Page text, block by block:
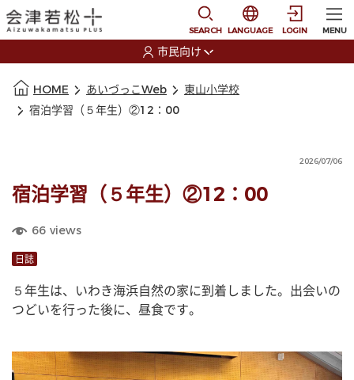
SEARCH
選択すると言語の切
LANGUAGE LOGIN MENU
市民向け
HOME あいづっこWeb
東山小学校
宿泊学習（５年生）②12：00
2026/07/06
宿泊学習（５年生）②12：00
66 views
日誌
５年生は、いわき海浜自然の家に到着しました。出会いの
つどいを行った後に、昼食です。